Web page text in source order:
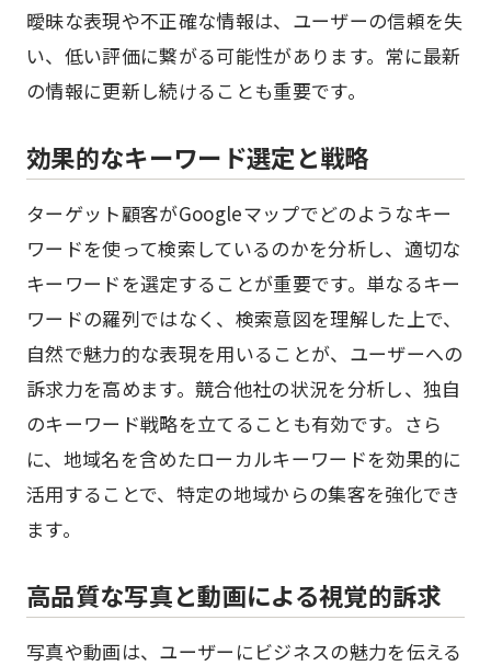
曖昧な表現や不正確な情報は、ユーザーの信頼を失
い、低い評価に繋がる可能性があります。常に最新
の情報に更新し続けることも重要です。
効果的なキーワード選定と戦略
ターゲット顧客がGoogleマップでどのようなキー
ワードを使って検索しているのかを分析し、適切な
キーワードを選定することが重要です。単なるキー
ワードの羅列ではなく、検索意図を理解した上で、
自然で魅力的な表現を用いることが、ユーザーへの
訴求力を高めます。競合他社の状況を分析し、独自
のキーワード戦略を立てることも有効です。さら
に、地域名を含めたローカルキーワードを効果的に
活用することで、特定の地域からの集客を強化でき
ます。
高品質な写真と動画による視覚的訴求
写真や動画は、ユーザーにビジネスの魅力を伝える